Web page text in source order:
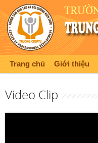
Trang chủ Giới thiệu
Video Clip